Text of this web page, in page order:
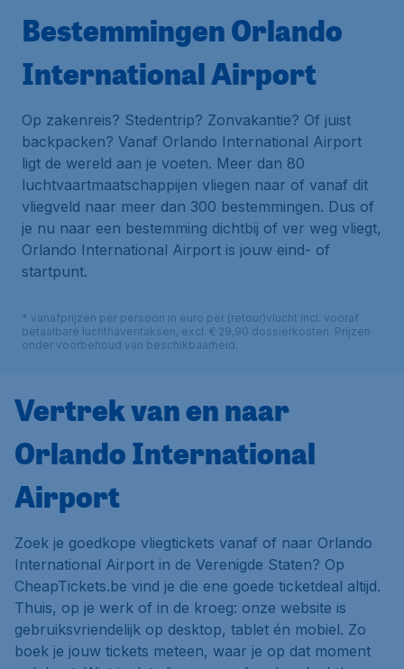
Bestemmingen Orlando
International Airport
Op zakenreis? Stedentrip? Zonvakantie? Of juist
backpacken? Vanaf Orlando International Airport
ligt de wereld aan je voeten. Meer dan 80
luchtvaartmaatschappijen vliegen naar of vanaf dit
vliegveld naar meer dan 300 bestemmingen. Dus of
je nu naar een bestemming dichtbij of ver weg vliegt,
Orlando International Airport is jouw eind- of
startpunt.
* vanafprijzen per persoon in euro per (retour)vlucht incl. vooraf
betaalbare luchthaventaksen, excl. € 29,90 dossierkosten. Prijzen
onder voorbehoud van beschikbaarheid.
Vertrek van en naar
Orlando International
Airport
Zoek je goedkope vliegtickets vanaf of naar Orlando
International Airport in de Verenigde Staten? Op
CheapTickets.be vind je die ene goede ticketdeal altijd.
Thuis, op je werk of in de kroeg: onze website is
gebruiksvriendelijk op desktop, tablet én mobiel. Zo
boek je jouw tickets meteen, waar je op dat moment